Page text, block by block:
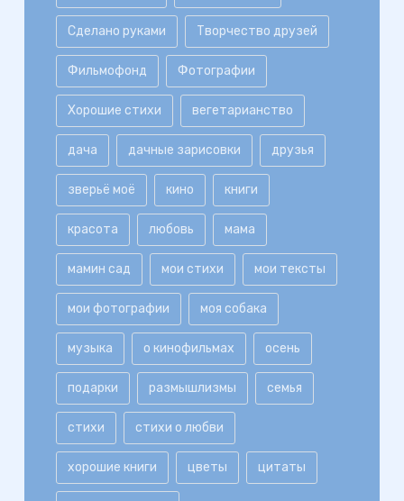
Сделано руками Творчество друзей
Фильмофонд Фотографии
Хорошие стихи вегетарианство
дача дачные зарисовки друзья
зверьё моё кино книги
красота любовь мама
мамин сад мои стихи мои тексты
мои фотографии моя собака
музыка о кинофильмах осень
подарки размышлизмы семья
стихи стихи о любви
хорошие книги цветы цитаты